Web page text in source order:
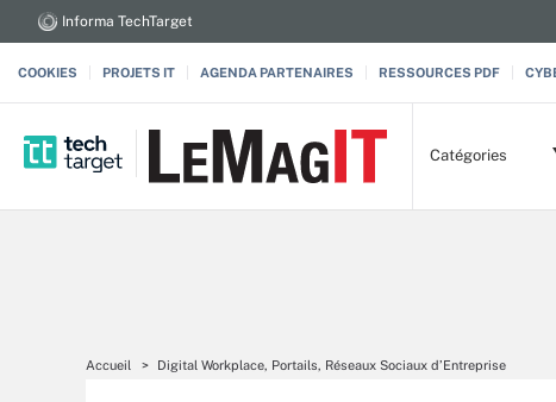
Informa TechTarget
COOKIES PROJETS IT AGENDA PARTENAIRES RESSOURCES PDF
Catégories
Accueil Digital Workplace, Portails, Réseaux Sociaux d’Entreprise